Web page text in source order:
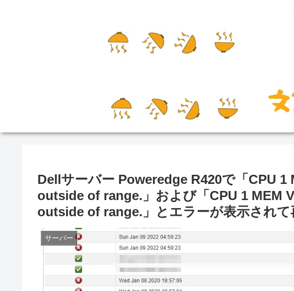
Dellサーバー Poweredge R420で「CPU 1
outside of range.」および「CPU 1 MEM
outside of range.」とエラーが表示されて
サーバー